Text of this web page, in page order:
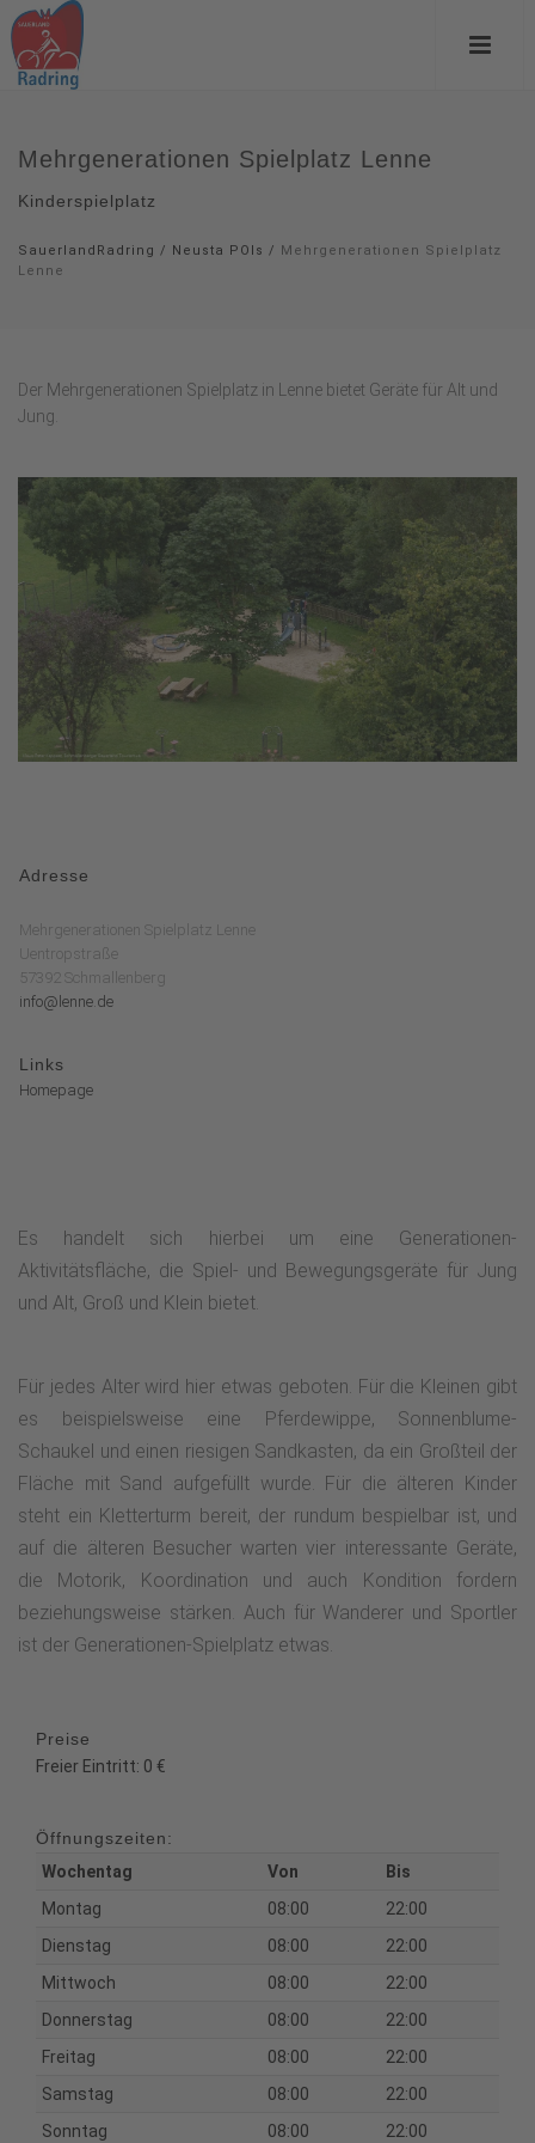
Mehrgenerationen Spielplatz Lenne
Kinderspielplatz
SauerlandRadring / Neusta POIs / Mehrgenerationen Spielplatz
Lenne
Der Mehrgenerationen Spielplatz in Lenne bietet Geräte für Alt und
Jung.
Adresse
Mehrgenerationen Spielplatz Lenne
Uentropstraße
57392 Schmallenberg
info@lenne.de
Links
Homepage
Es handelt sich hierbei um eine Generationen-
Aktivitätsfläche, die Spiel- und Bewegungsgeräte für Jung
und Alt, Groß und Klein bietet.
Für jedes Alter wird hier etwas geboten. Für die Kleinen gibt
es beispielsweise eine Pferdewippe, Sonnenblume-
Schaukel und einen riesigen Sandkasten, da ein Großteil der
Fläche mit Sand aufgefüllt wurde. Für die älteren Kinder
steht ein Kletterturm bereit, der rundum bespielbar ist, und
auf die älteren Besucher warten vier interessante Geräte,
die Motorik, Koordination und auch Kondition fordern
beziehungsweise stärken. Auch für Wanderer und Sportler
ist der Generationen-Spielplatz etwas.
Preise
Freier Eintritt: 0 €
Öffnungszeiten:
Wochentag
Von
Bis
Montag
08:00
22:00
Dienstag
08:00
22:00
Mittwoch
08:00
22:00
Donnerstag
08:00
22:00
Freitag
08:00
22:00
Samstag
08:00
22:00
Sonntag
08:00 22:00